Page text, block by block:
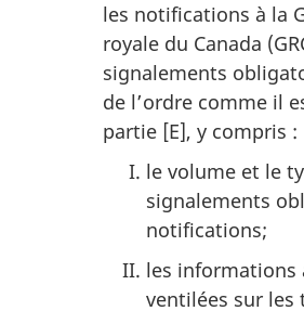
les notifications à la
royale du Canada
signalements
de l’ordre comme il
partie [E], y compris :
le volume et le
signalements
notifications;
les informations
ventilées sur les